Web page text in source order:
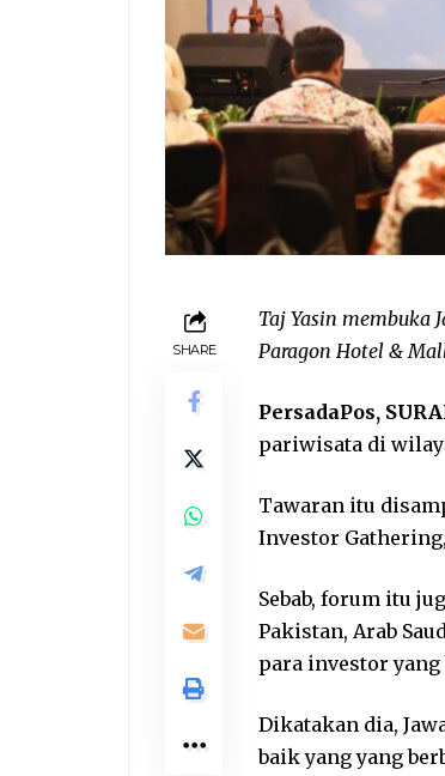
SHARE
Taj Yasin membuka
Paragon Hotel &
PersadaPos,
pariwisata di
Tawaran itu
Investor
Sebab, forum itu
Pakistan, Arab
para investor
Dikatakan dia,
baik yang yang